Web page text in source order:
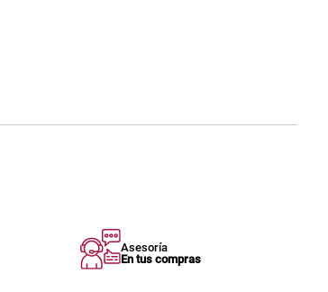
Asesoría
En tus compras